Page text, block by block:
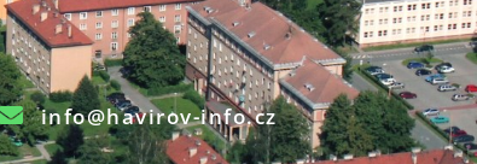
info@havirov-info.cz